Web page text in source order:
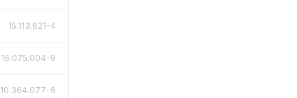
15.113.621-4
16.075.004-9
10.364.077-6